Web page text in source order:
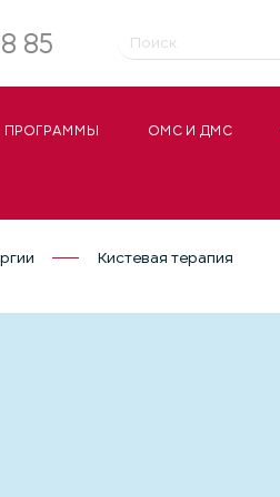
85
ПРОГРАММЫ ОМС И ДМС
Кистевая терапия